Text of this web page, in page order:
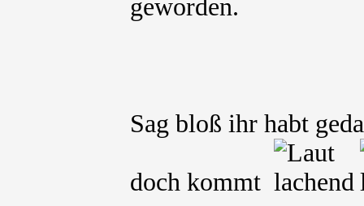
geworden.
Sag bloß ihr habt
doch kommt